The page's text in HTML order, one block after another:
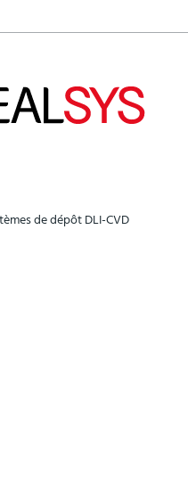
de dépôt DLI-CVD